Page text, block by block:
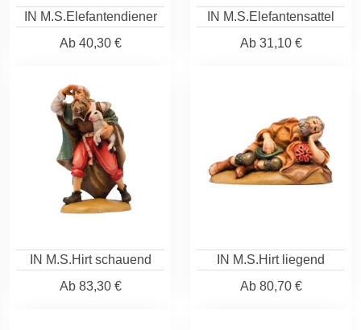
IN M.S.Elefantendiener
Ab40,30 €
IN M.S.Elefantensattel
Ab31,10 €
IN M.S.Hirt schauend
Ab83,30 €
IN M.S.Hirt liegend
Ab80,70 €